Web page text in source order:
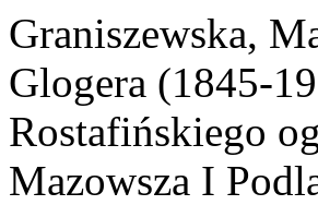
Graniszewska,
Glogera (1845-
Rostafińskiego
Mazowsza I